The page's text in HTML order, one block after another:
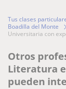
Tus clases
Boadilla del Monte
universitaria con
Otros
Literatura
pueden